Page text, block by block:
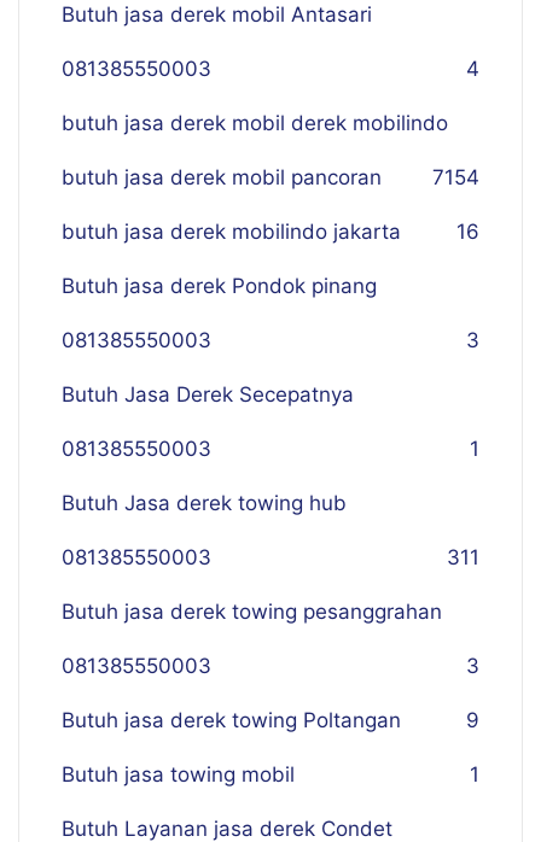
Butuh jasa derek mobil Antasari
081385550003 4
butuh jasa derek mobil derek mobilindo
154
butuh jasa derek mobil pancoran 7
butuh jasa derek mobilindo jakarta 16
Butuh jasa derek Pondok pinang
081385550003 3
Butuh Jasa Derek Secepatnya
081385550003 1
Butuh Jasa derek towing hub
081385550003 311
Butuh jasa derek towing pesanggrahan
081385550003 3
Butuh jasa derek towing Poltangan 9
Butuh jasa towing mobil 1
Butuh Layanan jasa derek Condet